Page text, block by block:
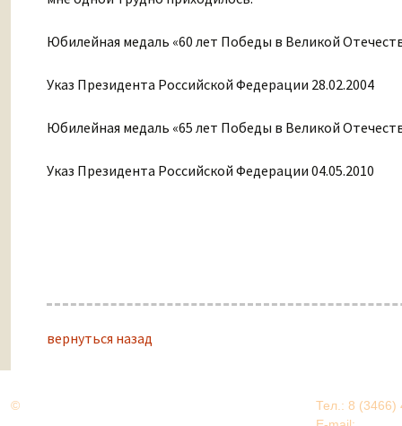
Юбилейная медаль «60 лет Победы в Великой
Указ Президента Российской Федерации 28.02.2004
Юбилейная медаль «65 лет Победы в Великой
Указ Президента Российской Федерации 04.05.2010
вернуться назад
©
Тел.: 8 (3466)